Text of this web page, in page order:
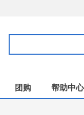
团购 帮助中心